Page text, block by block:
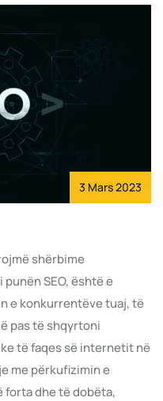
3 Mars 2023
shërbime
SEO, është e
e konkurrentëve tuaj, të
pas të shqyrtoni
të faqes së internetit në
me përkufizimin e
forta dhe të dobëta,